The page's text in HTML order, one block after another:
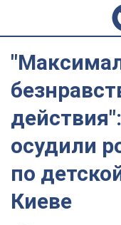
осудили
по
Киеве